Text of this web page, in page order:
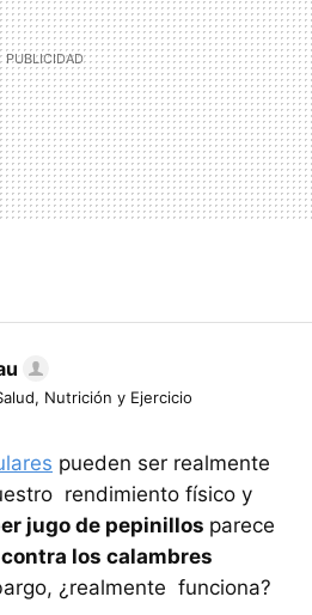
Nutrición y Ejercicio
pueden ser realmente
rendimiento físico y
jugo de pepinillos parece
los calambres
¿realmente funciona?